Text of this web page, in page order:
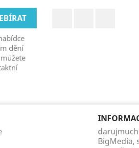
dění
BigMedia,